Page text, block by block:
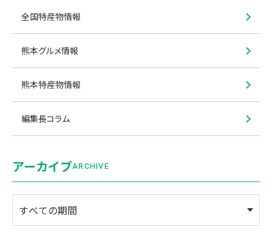
全国特産物情報
熊本グルメ情報
熊本特産物情報
編集長コラム
アーカイブARCHIVE